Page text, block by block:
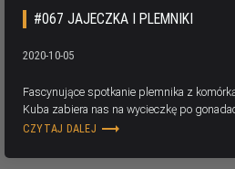
#067 JAJECZKA I PLEMNIKI
2020-10-05
Fascynujące spotkanie plemnika z
Kuba zabiera nas na wycieczkę po
CZYTAJ DALEJ trending_flat